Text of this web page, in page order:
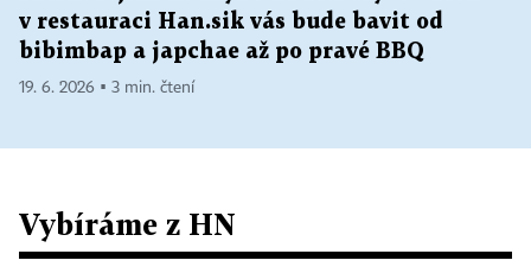
v restauraci Han.sik vás bude bavit od
bibimbap a japchae až po pravé BBQ
19. 6. 2026 ▪ 3 min. čtení
Vybíráme z HN